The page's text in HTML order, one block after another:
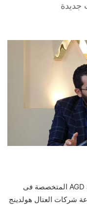
جديدة
كشف محمد العتال العضو المنتدب لشركة AGD المتخصصة فى
شركات العتال هولدينج